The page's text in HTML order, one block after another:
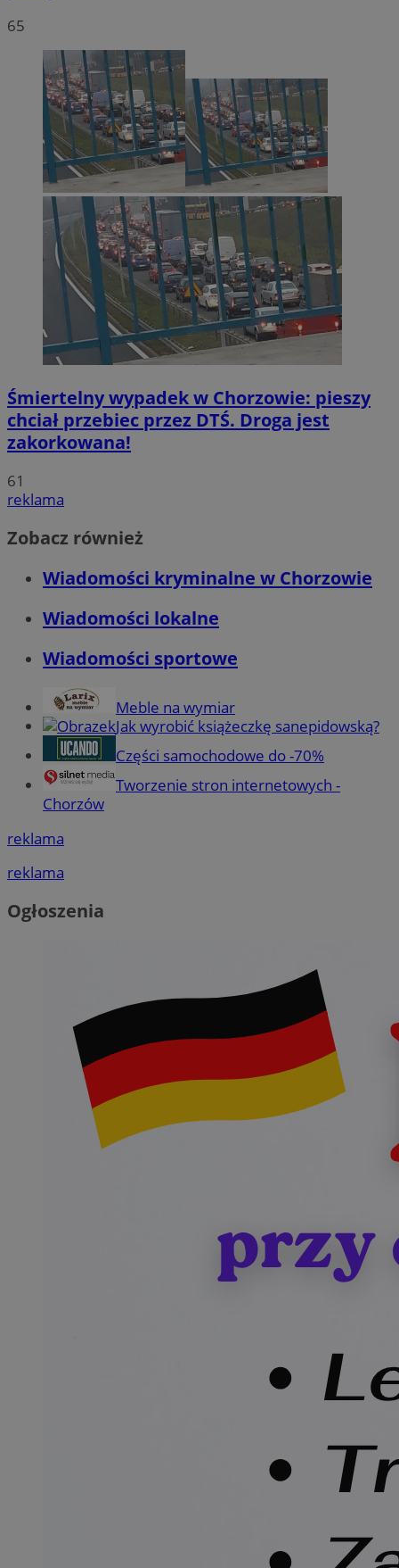
65
Śmiertelny wypadek w Chorzowie: pieszy
chciał przebiec przez DTŚ. Droga jest
zakorkowana!
61
reklama
Zobacz również
Wiadomości kryminalne w Chorzowie
Wiadomości lokalne
Wiadomości sportowe
Meble na wymiar
Jak wyrobić książeczkę sanepidowską?
Części samochodowe do -70%
Tworzenie stron internetowych -
Chorzów
reklama
reklama
Ogłoszenia